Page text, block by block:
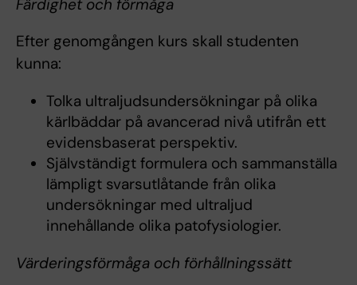
Färdighet och förmåga
Efter genomgången kurs skall studenten
kunna:
Tolka ultraljudsundersökningar på olika
kärlbäddar på avancerad nivå utifrån ett
evidensbaserat perspektiv.
Självständigt formulera och sammanställa
lämpligt svarsutlåtande från olika
undersökningar med ultraljud
innehållande olika patofysiologier.
Värderingsförmåga och förhållningssätt